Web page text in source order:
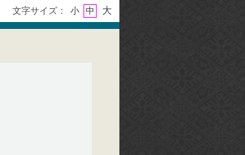
文字サイズ： 小 中 大